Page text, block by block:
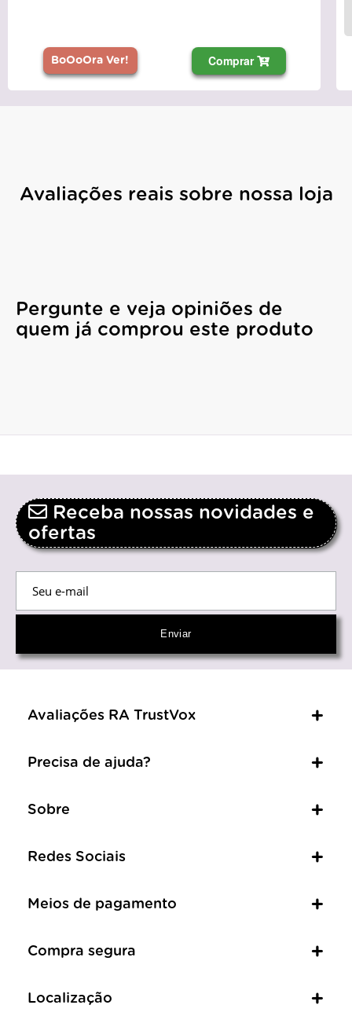
BoOoOra Ver! Comprar
Avaliações reais sobre nossa loja
Pergunte e veja opiniões de
quem já comprou este produto
Receba nossas novidades e
ofertas
Avaliações RA TrustVox
Precisa de ajuda?
Sobre
Redes Sociais
Meios de pagamento
Compra segura
Localização